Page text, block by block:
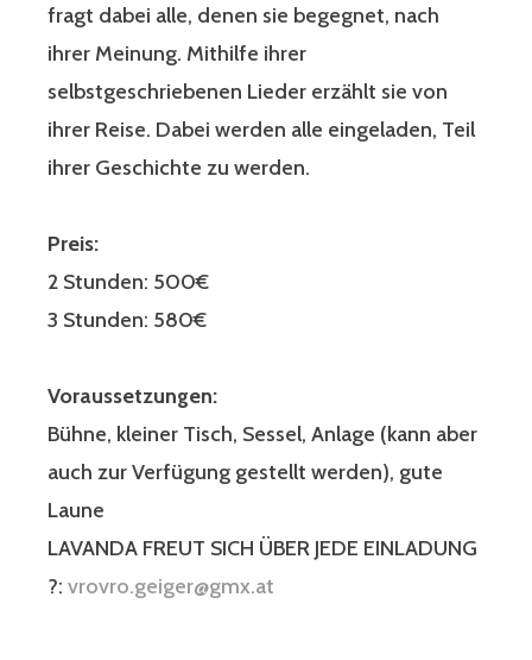
fragt dabei alle, denen sie begegnet, nach
ihrer Meinung. Mithilfe ihrer
selbstgeschriebenen Lieder erzählt sie von
ihrer Reise. Dabei werden alle eingeladen, Teil
ihrer Geschichte zu werden.
Preis:
2 Stunden: 500€
3 Stunden: 580€
Voraussetzungen:
Bühne, kleiner Tisch, Sessel, Anlage (kann aber
auch zur Verfügung gestellt werden), gute
Laune
LAVANDA FREUT SICH ÜBER JEDE EINLADUNG
?: vrovro.geiger@gmx.at